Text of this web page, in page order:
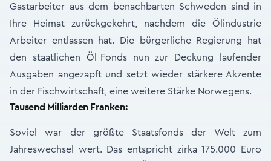
Gastarbeiter aus dem benachbarten Schweden sind in
Ihre Heimat zurückgekehrt, nachdem die Ölindustrie
Arbeiter entlassen hat. Die bürgerliche Regierung hat
den staatlichen Öl-Fonds nun zur Deckung laufender
Ausgaben angezapft und setzt wieder stärkere Akzente
in der Fischwirtschaft, eine weitere Stärke Norwegens.
Tausend Milliarden Franken:
Soviel war der größte Staatsfonds der Welt zum
Jahreswechsel wert. Das entspricht zirka 175.000 Euro